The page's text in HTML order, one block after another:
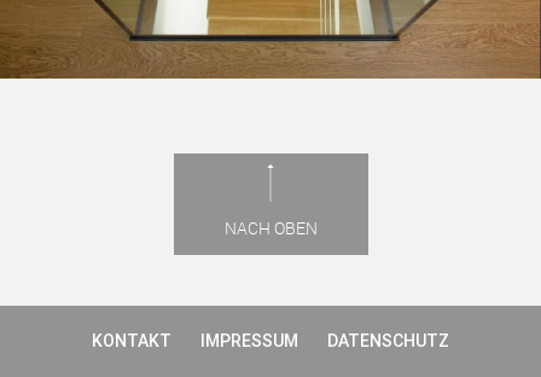
NACH OBEN
KONTAKT IMPRESSUM DATENSCHUTZ